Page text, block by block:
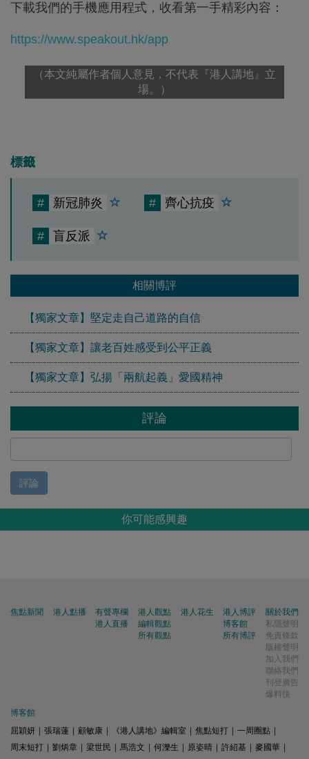
下載我們的手機應用程式，收看第一手精彩內容：
https://www.speakout.hk/app
（本文純屬作者個人意見，不代表『港人講地』立
場。）
標籤
# 新冠肺炎 # 齊心抗疫
# 盲反派
相關博評
【獨家文章】堅定走自己道路的自信
【獨家文章】讓老百姓感受到公平正義
【獨家文章】弘揚「兩航起義」愛國精神
評論
評論
你可能感興趣
焦點新聞 港人點播
有聲專欄
港人直播
港人觀點
編輯觀點
所有觀點
港人花生
港人博評
博客館
所有博評
關於我們
私隱聲明
免責條款
版權聲明
加入我們
聯絡我們
刊登廣告
爆料快
博客館
屈穎妍
張瑞蓮 顧敏康 《港人講地》編輯室 焦點短打 一周圈點
周末短打
劉炳章 梁世民 馬浩文 何濼生 原姿晴 許紹基 麥國華